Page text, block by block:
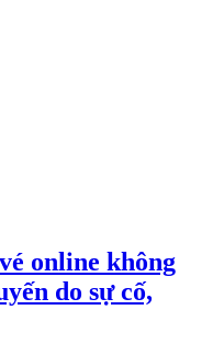
online không
do sự cố,